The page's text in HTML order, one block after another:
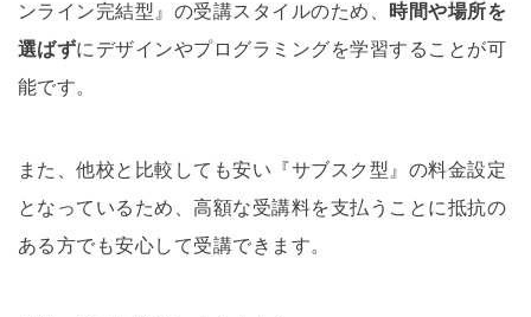
ンライン完結型』の受講スタイルのため、
時間や場所を
選ばずにデザインやプログラミングを学習することが可
能です。
また、他校と比較しても安い『サブスク型』の料金設定
となっているため、高額な受講料を支払うことに抵抗の
ある方でも安心して受講できます。